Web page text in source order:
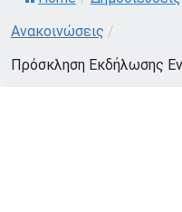
Ανακοινώσεις /
Πρόσκληση Εκδήλωσης